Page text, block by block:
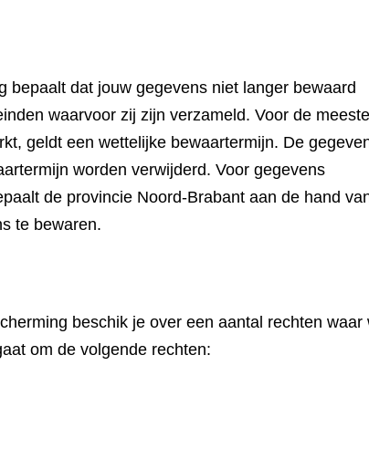
bepaalt dat jouw gegevens niet langer bewaard
waarvoor zij zijn verzameld. Voor de meeste
geldt een wettelijke bewaartermijn. De
worden verwijderd. Voor gegevens
de provincie Noord-Brabant aan de hand
te bewaren.
beschik je over een aantal rechten waar
om de volgende rechten: